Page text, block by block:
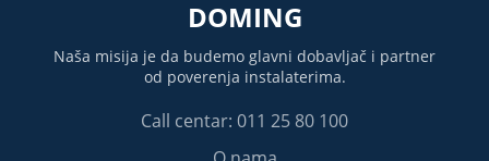
DOMING
Naša misija je da budemo glavni dobavljač i partner
od poverenja instalaterima.
Call centar: 011 25 80 100